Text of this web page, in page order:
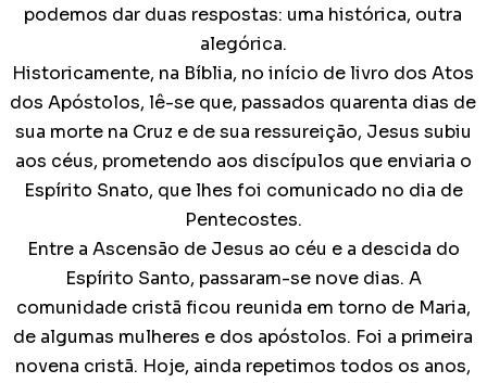
podemos dar duas respostas: uma histórica, outra
alegórica.
Historicamente, na Bíblia, no início de livro dos Atos
dos Apóstolos, lê-se que, passados quarenta dias de
sua morte na Cruz e de sua ressureição, Jesus subiu
aos céus, prometendo aos discípulos que enviaria o
Espírito Snato, que lhes foi comunicado no dia de
Pentecostes.
Entre a Ascensão de Jesus ao céu e a descida do
Espírito Santo, passaram-se nove dias. A
comunidade cristã ficou reunida em torno de Maria,
de algumas mulheres e dos apóstolos. Foi a primeira
novena cristã. Hoje, ainda repetimos todos os anos,